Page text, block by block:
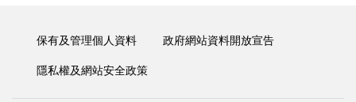
保有及管理個人資料 政府網站資料開放宣告
隱私權及網站安全政策